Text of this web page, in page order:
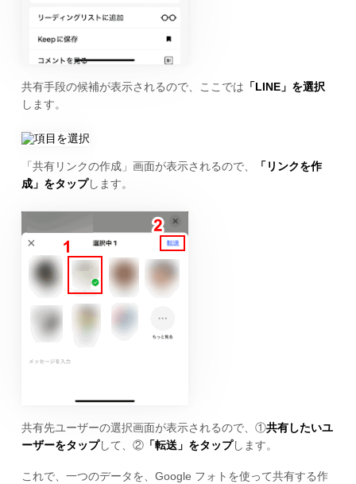
共有手段の候補が表示されるので、ここでは 「LINE」を選択
します。
「共有リンクの作成」画面が表示されるので、
「リンクを作
成」をタップします。
共有先ユーザーの選択画面が表示されるので、①共有したいユ
ーザーをタップして、②「転送」をタップします。
これで、一つのデータを、Google フォトを使って共有する作